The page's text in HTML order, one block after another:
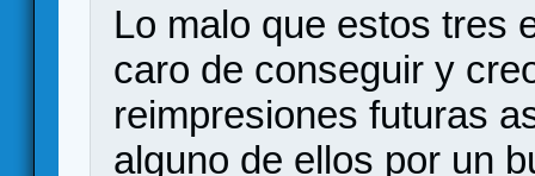
Lo malo que estos tres
caro de conseguir y
reimpresiones futuras
alguno de ellos por un